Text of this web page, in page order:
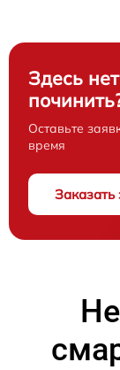
Здесь
Оставьте
время
Заказать